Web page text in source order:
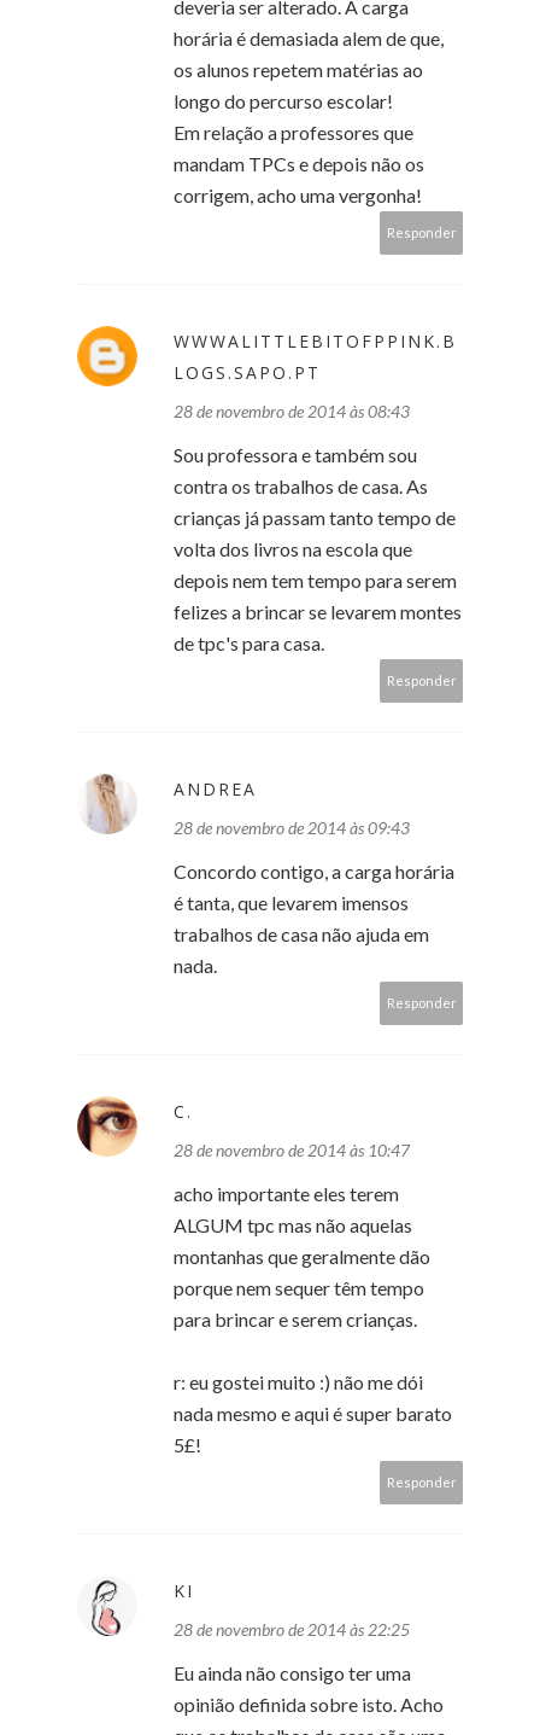
deveria ser alterado. A carga
horária é demasiada alem de que,
os alunos repetem matérias ao
longo do percurso escolar!
Em relação a professores que
mandam TPCs e depois não os
corrigem, acho uma vergonha!
Responder
WWWALITTLEBITOFPPINK.B
LOGS.SAPO.PT
28 de novembro de 2014 às 08:43
Sou professora e também sou
contra os trabalhos de casa. As
crianças já passam tanto tempo de
volta dos livros na escola que
depois nem tem tempo para serem
felizes a brincar se levarem montes
de tpc's para casa.
Responder
ANDREA
28 de novembro de 2014 às 09:43
Concordo contigo, a carga horária
é tanta, que levarem imensos
trabalhos de casa não ajuda em
nada.
Responder
C.
28 de novembro de 2014 às 10:47
acho importante eles terem
ALGUM tpc mas não aquelas
montanhas que geralmente dão
porque nem sequer têm tempo
para brincar e serem crianças.
r: eu gostei muito :) não me dói
nada mesmo e aqui é super barato
5£!
Responder
KI
28 de novembro de 2014 às 22:25
Eu ainda não consigo ter uma
opinião definida sobre isto. Acho